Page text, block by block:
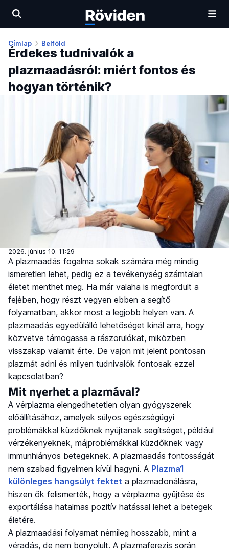
Címlap Belföld
Érdekes tudnivalók a
plazmaadásról: miért fontos és
hogyan történik?
2026. június 10. 11:29
A plazmaadás fogalma sokak számára még mindig
ismeretlen lehet, pedig ez a tevékenység számtalan
életet menthet meg. Ha már valaha is megfordult a
fejében, hogy részt vegyen ebben a segítő
folyamatban, akkor most a legjobb helyen van. A
plazmaadás egyedülálló lehetőséget kínál arra, hogy
közvetve támogassa a rászorulókat, miközben
visszakap valamit érte. De vajon mit jelent pontosan
plazmát adni és milyen tudnivalók fontosak ezzel
kapcsolatban?
Mit nyerhet a plazmával?
A vérplazma elengedhetetlen olyan gyógyszerek
előállításához, amelyek súlyos egészségügyi
problémákkal küzdőknek nyújtanak segítséget, például
vérzékenyeknek, májproblémákkal küzdőknek vagy
immunhiányos betegeknek. A plazmaadás fontosságát
nem szabad figyelmen kívül hagyni. A Plazma1
különleges hangsúlyt fektet a plazmadonálásra,
hiszen ők felismerték, hogy a vérplazma gyűjtése és
exportálása hatalmas pozitív hatással lehet a betegek
életére.
A plazmaadási folyamat némileg hosszabb, mint a
véradás, de nem bonyolult. A plazmaferezis során